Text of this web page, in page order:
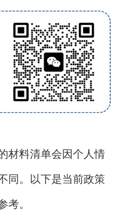
料清单会因个人情
同。以下是当前政策
考。